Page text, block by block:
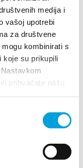
medija i
vašoj upotrebi
za društvene
kombinirati s
koje su prikupili
prihvaćate našu
the Kastela